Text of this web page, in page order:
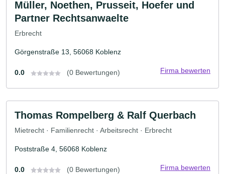
Müller, Noethen, Prusseit, Hoefer und
Partner Rechtsanwaelte
Erbrecht
Görgenstraße 13, 56068 Koblenz
0.0 (0 Bewertungen) Firma bewerten
Thomas Rompelberg & Ralf Querbach
Mietrecht · Familienrecht · Arbeitsrecht · Erbrecht
Poststraße 4, 56068 Koblenz
0.0 (0 Bewertungen) Firma bewerten